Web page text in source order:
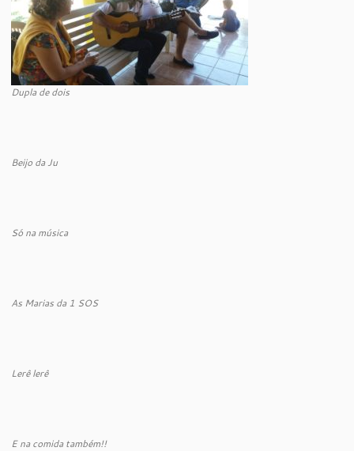
Dupla de dois
Beijo da Ju
Só na música
As Marias da 1 SOS
Lerê lerê
E na comida também!!